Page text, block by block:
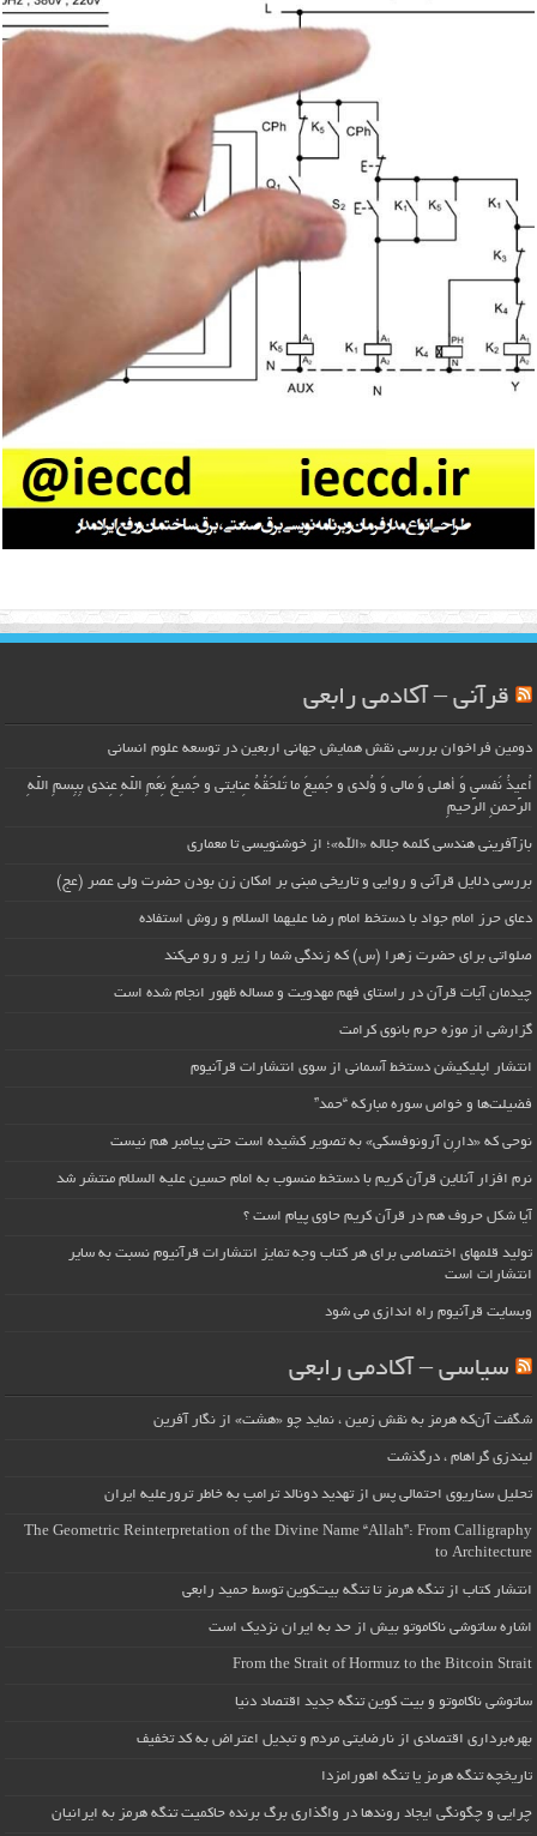
قرآنی – آکادمی رابعی
دومین فراخوان بررسی نقش همایش جهانی اربعین در توسعه علوم انسانی
اُعیذُ نَفسی وَ أهلی وَ مالی وَ وُلدی و جَمیعَ ما تَلحَقُهُ عِنایتی و جَمیعَ نِعَمِ اللّهِ عِندی بِبِسمِ اللّهِ
الرَّحمنِ الرَّحیمِ
بازآفرینی هندسی کلمه جلاله «الله»؛ از خوشنویسی تا معماری
بررسی دلایل قرآنی و روایی و تاریخی مبنی بر امکان زن بودن حضرت ولی عصر (عج)
دعای حرز امام جواد با دستخط امام رضا علیهما السلام و روش استفاده
صلواتی برای حضرت زهرا (س) که زندگی شما را زیر و رو می‌کند
چیدمان آیات قرآن در راستای فهم مهدویت و مساله ظهور انجام شده است
گزارشی از موزه حرم بانوی کرامت
انتشار اپلیکیشن دستخط آسمانی از سوی انتشارات قرآنیوم
فضیلت‌ها و خواص سوره مبارکه “حمد”
نوحی که «دارِن آرونوفسکی» به تصویر کشیده است حتی پیامبر هم نیست
نرم افزار آنلاین قرآن کریم با دستخط منسوب به امام حسین علیه السلام منتشر شد
آیا شکل حروف هم در قرآن کریم حاوی پیام است ؟
تولید قلمهای اختصاصی برای هر کتاب وجه تمایز انتشارات قرآنیوم نسبت به سایر
انتشارات است
وبسایت قرآنیوم راه اندازی می شود
سیاسی – آکادمی رابعی
شگفت آن‌که هرمز به نقش زمین ، نماید چو «هشت» از نگار آفرین
لیندزی گراهام ، درگذشت
تحلیل سناریوی احتمالی پس از تهدید دونالد ترامپ به خاطر ترورعلیه ایران
The Geometric Reinterpretation of the Divine Name “Allah”: From Calligraphy
to Architecture
انتشار کتاب از تنگه هرمز تا تنگه بیت‌کوین توسط حمید رابعی
اشاره ساتوشی ناکاموتو بیش از حد به ایران نزدیک است
From the Strait of Hormuz to the Bitcoin Strait
ساتوشی ناکاموتو و بیت کوین تنگه جدید اقتصاد دنیا
بهره‌برداری اقتصادی از نارضایتی مردم و تبدیل اعتراض به کد تخفیف
تاریخچه تنگه هرمز یا تنگه اهورامزدا
چرایی و چگونگی ایجاد روندها در واگذاری برگ برنده حاکمیت تنگه هرمز به ایرانیان